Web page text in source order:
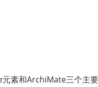
素和ArchiMate三个主